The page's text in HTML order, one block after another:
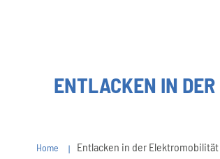
ENTLACKEN IN
Home Entlacken in der Elektromobilität